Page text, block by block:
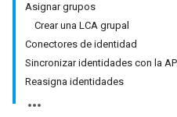
Asignar grupos
Crear una LCA grupal
Conectores de identidad
Sincronizar identidades con la
Reasigna identidades